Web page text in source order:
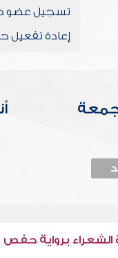
تسجيل عضو
إعادة تفعيل
الشعراء برواية